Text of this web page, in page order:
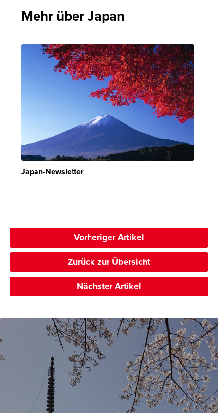
Mehr über Japan
Japan-Newsletter
Vorheriger Artikel
Zurück zur Übersicht
Nächster Artikel